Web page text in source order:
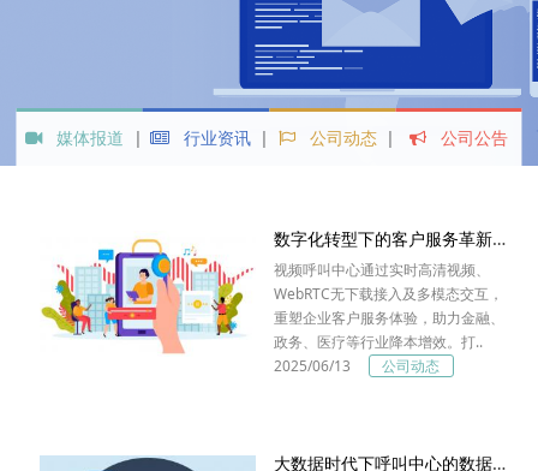
媒体报道 行业资讯 公司动态 公司公告
数字化转型下的客户服务革新：视频呼叫中心的崛起与价值
视频呼叫中心通过实时高清视频、
WebRTC无下载接入及多模态交互，
重塑企业客户服务体验，助力金融、
政务、医疗等行业降本增效。打..
2025/06/13
公司动态
大数据时代下呼叫中心的数据价值挖掘与运营优化